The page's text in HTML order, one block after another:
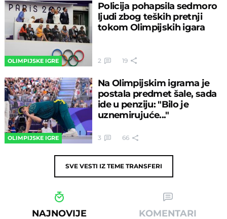
OLIMPIJSKE IGRE
Policija pohapsila sedmoro
ljudi zbog teških pretnji
tokom Olimpijskih igara
2 19
OLIMPIJSKE IGRE
Na Olimpijskim igrama je
postala predmet šale, sada
ide u penziju: "Bilo je
uznemirujuće..."
3 66
SVE VESTI IZ TEME TRANSFERI
NAJNOVIJE KOMENTARI